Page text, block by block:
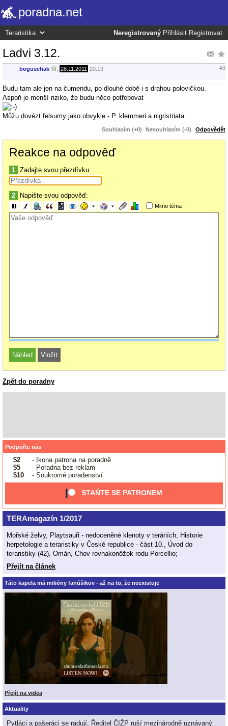
poradna.net
Neregistrovaný Přihlásit Registrovat
Ladvi 3.12.
boguschak 28.11.2011 20:19 #3
Budu tam ale jen na čumendu, po dlouhé době i s drahou polovičkou.
Aspoň je menší riziko, že budu něco potřebovat
Můžu dovézt felsumy jako obvykle - P. klemmeri a nigristriata.
Souhlasím (+0) Nesouhlasím (-0) Odpovědět
Reakce na odpověď
1 Zadajte svou přezdívku:
2 Napište svou odpověď:
Mimo téma
Zpět do poradny
Podpořte nás
$2
- Ikona patrona na poradně
$5
- Poradna bez reklam
$10
- Soukromé poradenství
STAŇTE SE PATRONEM
TERAmagazín 1/2017
Mořské želvy, Playtsauři - nedoceněné klenoty v teráriích, Historie
herpetologie a teraristiky v České republice - část 10., Úvod do
teraristiky (42), Omán, Chov rovnakonôžok rodu Porcellio;
Přejít na článek
Táto kapela má milióny fanúšikov - až na to, že neexistuje
Přejít na videa
Aktuality
Pytláci a pašeráci se radují. Ředitel ČIŽP ruší mezinárodně uznávaný